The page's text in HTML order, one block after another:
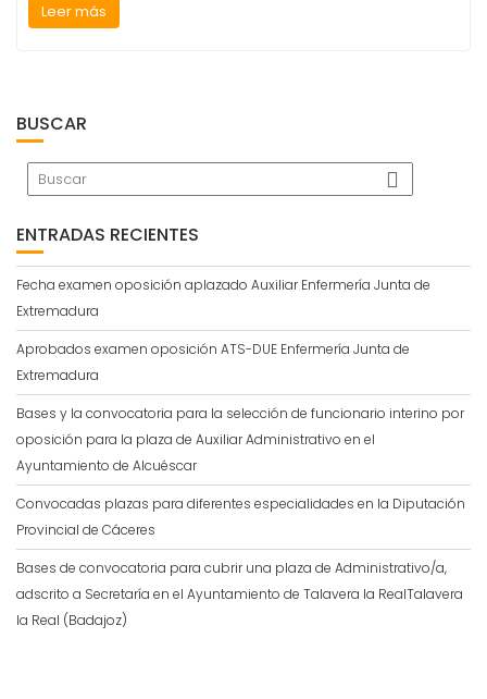
Leer más
BUSCAR
ENTRADAS RECIENTES
Fecha examen oposición aplazado Auxiliar Enfermería Junta de
Extremadura
Aprobados examen oposición ATS-DUE Enfermería Junta de
Extremadura
Bases y la convocatoria para la selección de funcionario interino por
oposición para la plaza de Auxiliar Administrativo en el
Ayuntamiento de Alcuéscar
Convocadas plazas para diferentes especialidades en la Diputación
Provincial de Cáceres
Bases de convocatoria para cubrir una plaza de Administrativo/a,
adscrito a Secretaría en el Ayuntamiento de Talavera la RealTalavera
la Real (Badajoz)